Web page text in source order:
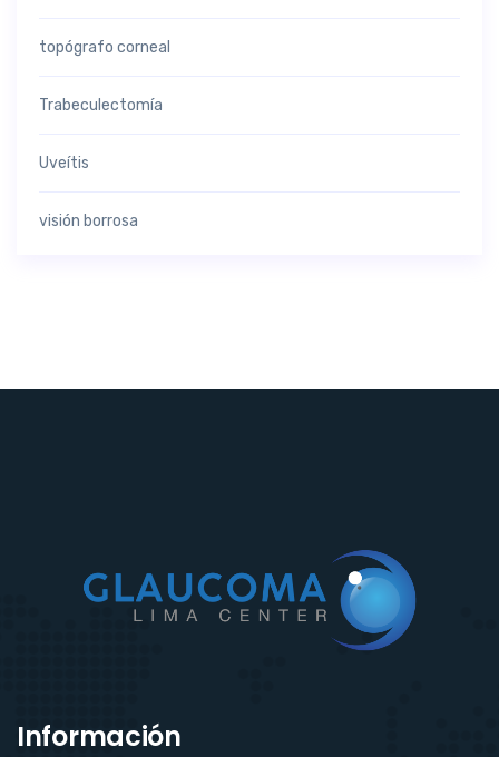
topógrafo corneal
Trabeculectomía
Uveítis
visión borrosa
Información